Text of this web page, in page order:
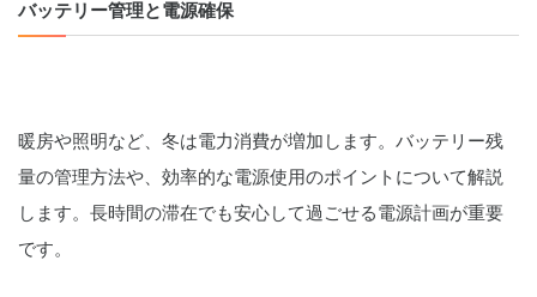
バッテリー管理と電源確保
暖房や照明など、冬は電力消費が増加します。バッテリー残
量の管理方法や、効率的な電源使用のポイントについて解説
します。長時間の滞在でも安心して過ごせる電源計画が重要
です。